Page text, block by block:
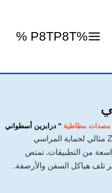
%P8TP8T %
مصدات مطاطية " درابزين أسطواني
الحاجز الأسطواني Zhonghaihang مثالي لحماية المراسي
من التطبيقات. تمتص
تلف هياكل السفن والأرصفة.